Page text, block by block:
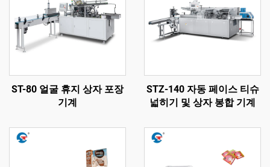
ST-80 얼굴 휴지 상자 포장
기계
STZ-140 자동 페이스 티슈
넓히기 및 상자 봉합 기계